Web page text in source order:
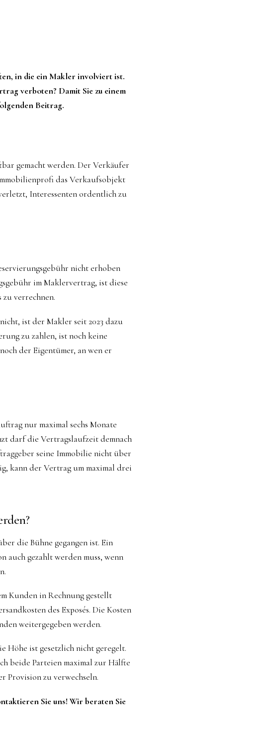
in die ein Makler involviert ist.
verboten? Damit Sie zu einem
Beitrag.
gemacht werden. Der Verkäufer
das Verkaufsobjekt
Interessenten ordentlich zu
nicht erhoben
im Maklervertrag, ist diese
verrechnen.
ist der Makler seit 2023 dazu
zu zahlen, ist noch keine
der Eigentümer, an wen er
nur maximal sechs Monate
darf die Vertragslaufzeit demnach
seine Immobilie nicht über
kann der Vertrag um maximal drei
die Bühne gegangen ist. Ein
auch gezahlt werden muss, wenn
Kunden in Rechnung gestellt
des Exposés. Die Kosten
weitergegeben werden.
Höhe ist gesetzlich nicht geregelt.
beide Parteien maximal zur Hälfte
Provision zu verwechseln.
Sie uns! Wir beraten Sie